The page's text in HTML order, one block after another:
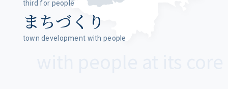
third for people
まちづくり
town development with people